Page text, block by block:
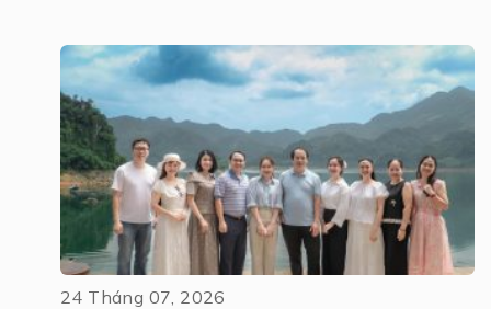
24 Tháng 07, 2026